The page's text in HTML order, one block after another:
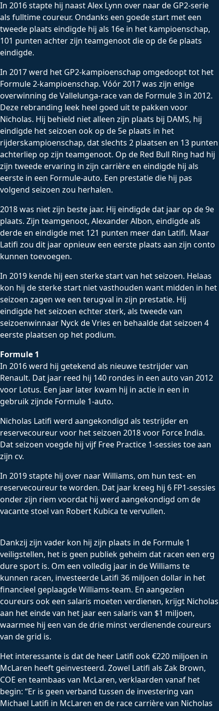
In 2016 stapte hij naast Alex Lynn over naar de GP2-serie
als fulltime coureur. Ondanks een goede start met een
tweede plaats eindigde hij als 16e in het kampioenschap,
101 punten achter zijn teamgenoot die op de 6e plaats
eindigde.
In 2017 werd het GP2-kampioenschap omgedoopt tot het
Formule 2-kampioenschap. Vóór 2017 was zijn enige
overwinning de Vallelunga-race van de Formule 3 in 2012.
Deze rebranding leek heel goed uit te pakken voor
Nicholas. Hij behield niet alleen zijn plaats bij DAMS, hij
eindigde het seizoen ook op de 5e plaats in het
rijderskampioenschap, dat slechts 2 plaatsen en 13 punten
achterliep op zijn teamgenoot. Op de Red Bull Ring had hij
zijn tweede ervaring in zijn carrière en eindigde hij als
eerste in een Formule-auto. Een prestatie die hij pas
volgend seizoen zou herhalen.
2018 was niet zijn beste jaar. Hij eindigde dat jaar op de 9e
plaats. Zijn teamgenoot, Alexander Albon, eindigde als
derde en eindigde met 121 punten meer dan Latifi. Maar
Latifi zou dit jaar opnieuw een eerste plaats aan zijn conto
kunnen toevoegen.
In 2019 kende hij een sterke start van het seizoen. Helaas
kon hij de sterke start niet vasthouden want midden in het
seizoen zagen we een terugval in zijn prestatie. Hij
eindigde het seizoen echter sterk, als tweede van
seizoenwinnaar Nyck de Vries en behaalde dat seizoen 4
eerste plaatsen op het podium.
Formule 1
In 2016 werd hij getekend als nieuwe testrijder van
Renault. Dat jaar reed hij 140 rondes in een auto van 2012
voor Lotus. Een jaar later kwam hij in actie in een in
gebruik zijnde Formule 1-auto.
Nicholas Latifi werd aangekondigd als testrijder en
reservecoureur voor het seizoen 2018 voor Force India.
Dat seizoen voegde hij vijf Free Practice 1-sessies toe aan
zijn cv.
In 2019 stapte hij over naar Williams, om hun test- en
reservecoureur te worden. Dat jaar kreeg hij 6 FP1-sessies
onder zijn riem voordat hij werd aangekondigd om de
vacante stoel van Robert Kubica te vervullen.
Dankzij zijn vader kon hij zijn plaats in de Formule 1
veiligstellen, het is geen publiek geheim dat racen een erg
dure sport is. Om een ​​volledig jaar in de Williams te
kunnen racen, investeerde Latifi 36 miljoen dollar in het
financieel geplaagde Williams-team. En aangezien
coureurs ook een salaris moeten verdienen, krijgt Nicholas
aan het einde van het jaar een salaris van $1 miljoen,
waarmee hij een van de drie minst verdienende coureurs
van de grid is.
Het interessante is dat de heer Latifi ook €220 miljoen in
McLaren heeft geïnvesteerd. Zowel Latifi als Zak Brown,
COE en teambaas van McLaren, verklaarden vanaf het
begin: “Er is geen verband tussen de investering van
Michael Latifi in McLaren en de race carrière van Nicholas